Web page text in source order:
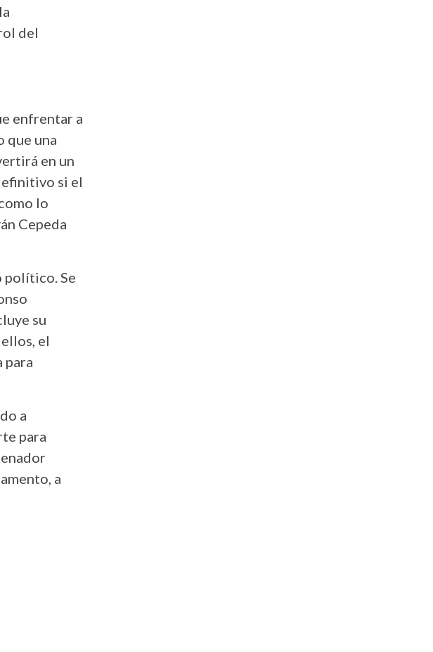
del
enfrentar a
que una
en un
si el
lo
Cepeda
político. Se
su
el
para
a
para
a